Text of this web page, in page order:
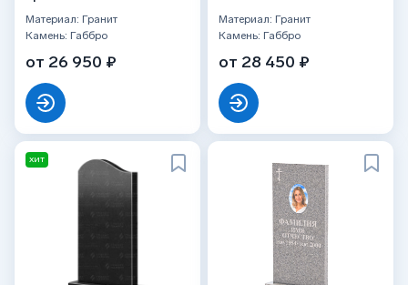
Материал: Гранит
Камень: Габбро
от 26 950 ₽
Материал: Гранит
Камень: Габбро
от 28 450 ₽
ХИТ